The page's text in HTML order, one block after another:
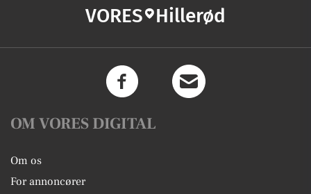
VORES Hillerød
OM VORES DIGITAL
Om os
For annoncører